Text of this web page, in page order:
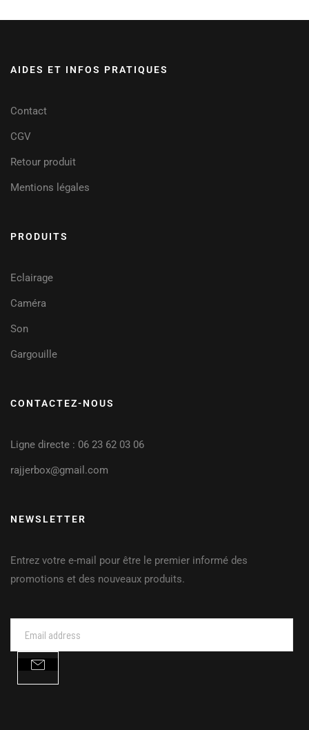
AIDES ET INFOS PRATIQUES
Contact
CGV
Retour produit
Mentions légales
PRODUITS
Eclairage
Caméra
Son
Gargouille
CONTACTEZ-NOUS
Ligne directe : 06 23 62 03 06
rajjerbox@gmail.com
NEWSLETTER
Entrez votre e-mail pour être le premier informé des
promotions et des nouveaux produits.